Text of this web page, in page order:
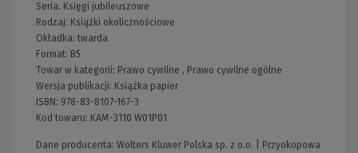
Seria: Księgi jubileuszowe
Rodzaj: Książki okolicznościowe
Okładka:twarda
Format: B5
Towar w kategorii: Prawo cywilne , Prawo cywilne ogólne
Wersja publikacji: Książka papier
ISBN: 978-83-8107-167-3
Kod towaru: KAM-3110 W01P01
Dane producenta: Wolters Kluwer Polska sp. z o.o. | Przyokopowa